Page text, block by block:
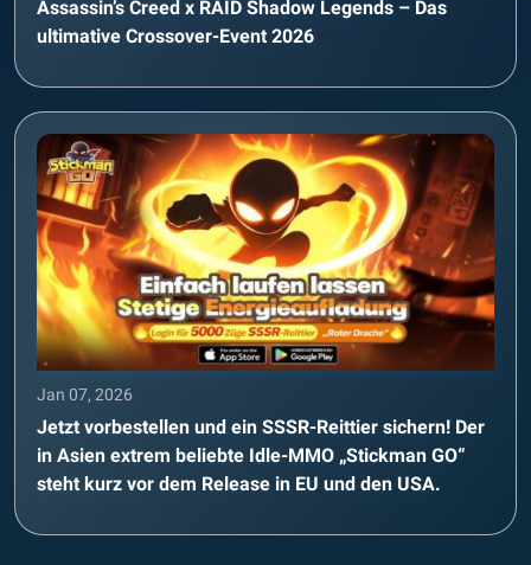
Assassin’s Creed x RAID Shadow Legends – Das
ultimative Crossover-Event 2026
Jan 07, 2026
Jetzt vorbestellen und ein SSSR-Reittier sichern! Der
in Asien extrem beliebte Idle-MMO „Stickman GO“
steht kurz vor dem Release in EU und den USA.